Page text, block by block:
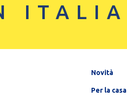
ITALIA
Novità
Per la casa